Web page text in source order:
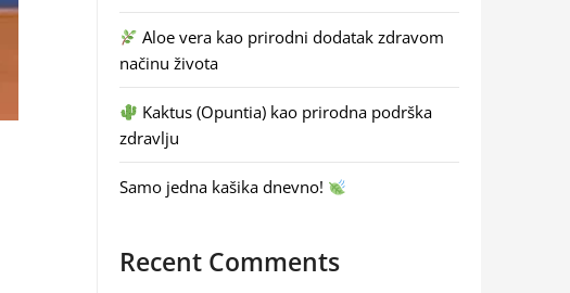
Aloe vera kao prirodni dodatak zdravom
načinu života
Kaktus (Opuntia) kao prirodna podrška
zdravlju
Samo jedna kašika dnevno!
Recent Comments